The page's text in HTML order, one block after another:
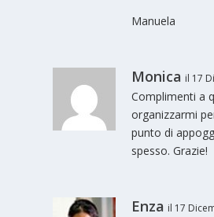
Manuela
Monica il 17
Complimenti a
organizzarmi
punto di
spesso. Grazie!
Enza il 17